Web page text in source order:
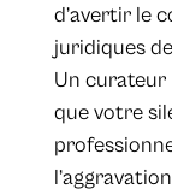
d’avertir le
juridiques
Un curateur
que votre